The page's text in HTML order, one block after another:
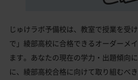
じゅけラボ予備校は、教室で授業を受
で」綾部高校に合格できるオーダーメ
ます。あなたの現在の学力・出題傾向
に、綾部高校合格に向けて取り組むべ